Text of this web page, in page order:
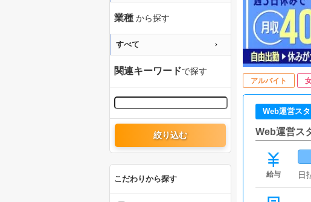
アルバイト
Web運営ス
Web運営ス
給与 日
業種 から探す
すべて
関連キーワードで探す
絞り込む
こだわりから探す